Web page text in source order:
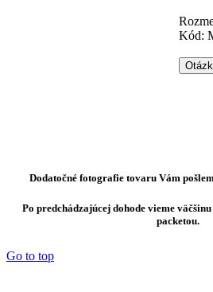
Kód:
Dodatočné fotografie tovaru Vám
Po predchádzajúcej dohode vieme
packetou.
Go to top